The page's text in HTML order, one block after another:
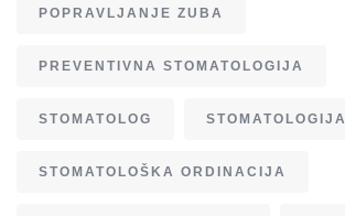
POPRAVLJANJE ZUBA
PREVENTIVNA STOMATOLOGIJA
STOMATOLOG STOMATOLOGIJA
STOMATOLOŠKA ORDINACIJA